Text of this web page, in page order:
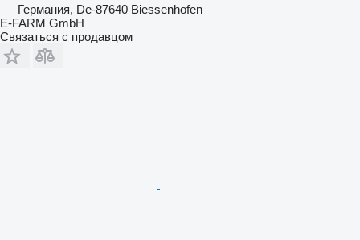
Германия, De-87640 Biessenhofen
E-FARM GmbH
Связаться с продавцом